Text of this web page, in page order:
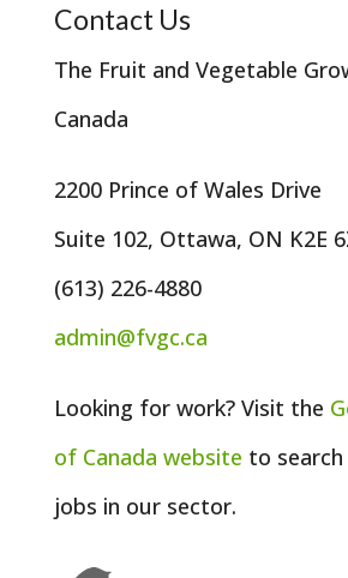
Contact Us
The Fruit and Vegetable
Canada
2200 Prince of Wales Drive
Suite 102, Ottawa, ON K2E
(613) 226-4880
admin@fvgc.ca
Looking for work? Visit the
of Canada website to
jobs in our sector.